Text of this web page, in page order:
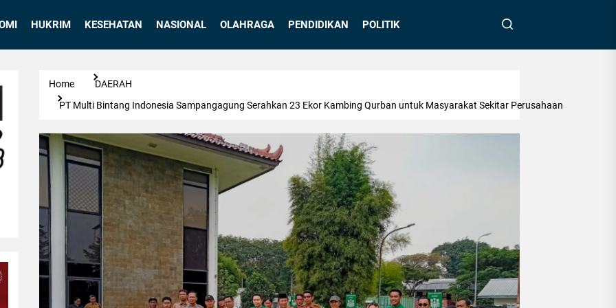
HUKRIM KESEHATAN NASIONAL OLAHRAGA PENDIDIKAN POLITIK
Home
DAERAH
PT Multi Bintang Indonesia Sampangagung Serahkan 23 Ekor Kambing Qurban untuk Masyarakat Sekitar Perusahaan